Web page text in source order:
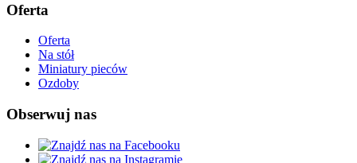
Oferta
Oferta
Na stół
Miniatury pieców
Ozdoby
Obserwuj nas